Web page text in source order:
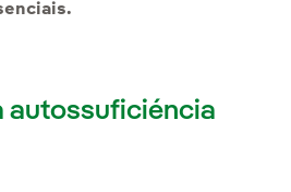
autossuficiéncia